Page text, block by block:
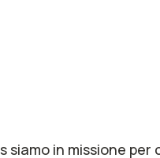
siamo in missione